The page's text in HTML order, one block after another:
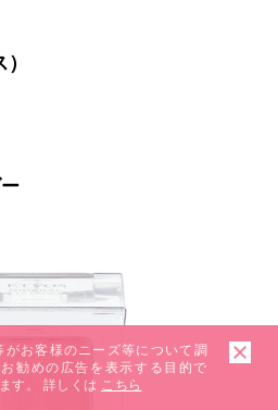
お客様のニーズ等について調
勧めの広告を表示する目的で
す。 詳しくは こちら